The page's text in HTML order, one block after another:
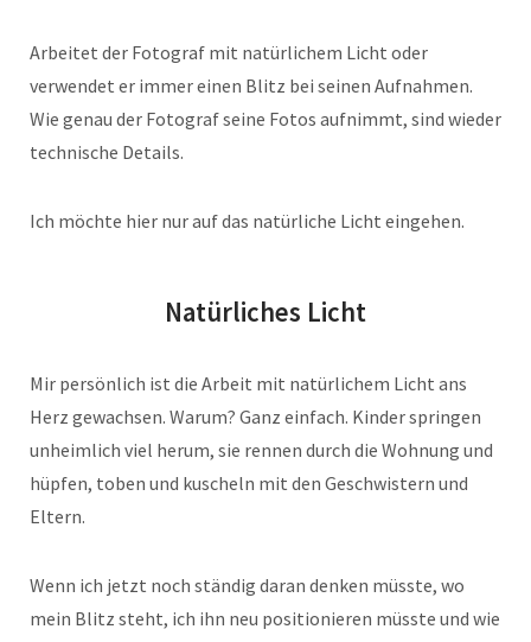
Arbeitet der Fotograf mit natürlichem Licht oder
verwendet er immer einen Blitz bei seinen Aufnahmen.
Wie genau der Fotograf seine Fotos aufnimmt, sind wieder
technische Details.
Ich möchte hier nur auf das natürliche Licht eingehen.
Natürliches Licht
Mir persönlich ist die Arbeit mit natürlichem Licht ans
Herz gewachsen. Warum? Ganz einfach. Kinder springen
unheimlich viel herum, sie rennen durch die Wohnung und
hüpfen, toben und kuscheln mit den Geschwistern und
Eltern.
Wenn ich jetzt noch ständig daran denken müsste, wo
mein Blitz steht, ich ihn neu positionieren müsste und wie